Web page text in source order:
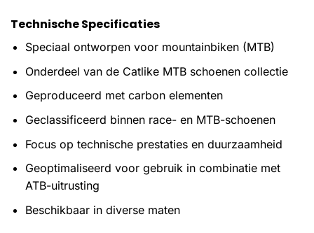
Technische Specificaties
Speciaal ontworpen voor mountainbiken (MTB)
Onderdeel van de Catlike MTB schoenen collectie
Geproduceerd met carbon elementen
Geclassificeerd binnen race- en MTB-schoenen
Focus op technische prestaties en duurzaamheid
Geoptimaliseerd voor gebruik in combinatie met
ATB-uitrusting
Beschikbaar in diverse maten